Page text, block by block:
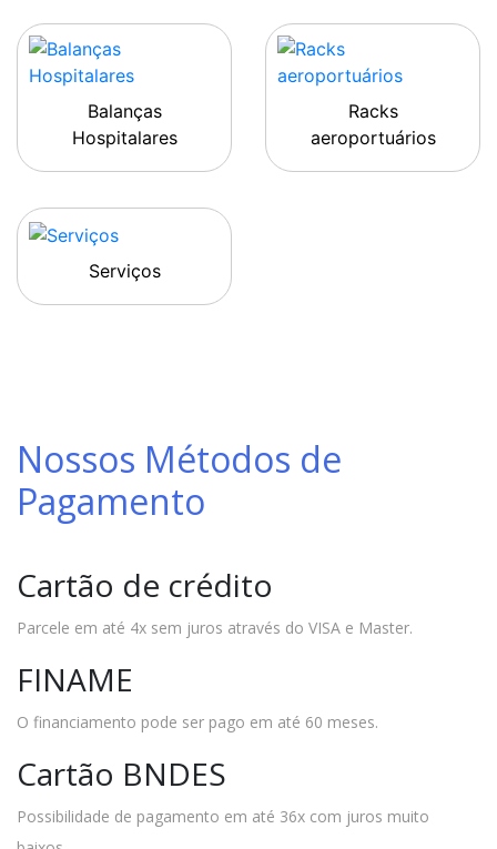
Balanças
Hospitalares
Racks
aeroportuários
Serviços
Nossos Métodos de
Pagamento
Cartão de crédito
Parcele em até 4x sem juros através do VISA e Master.
FINAME
O financiamento pode ser pago em até 60 meses.
Cartão BNDES
Possibilidade de pagamento em até 36x com juros muito